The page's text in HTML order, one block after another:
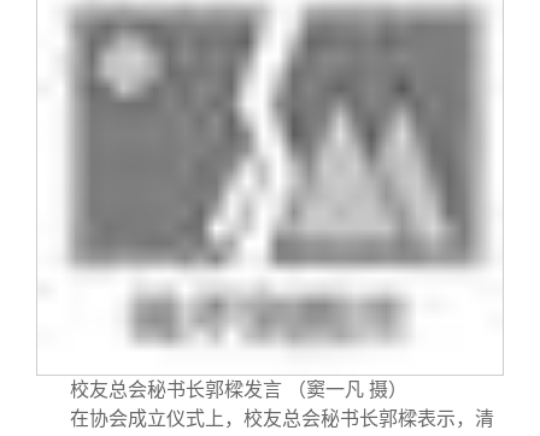
校友总会秘书长郭樑发言 （窦一凡 摄）
在协会成立仪式上，校友总会秘书长郭樑表示，清